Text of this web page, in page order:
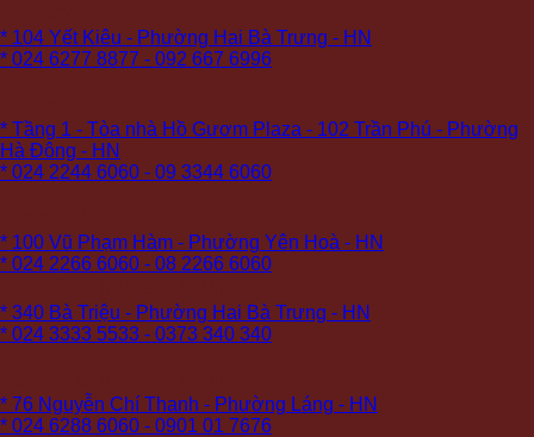
* 104 Yết Kiêu - Phường Hai Bà Trưng - HN
* 024 6277 8877 - 092 667 6996
* Tầng 1 - Tòa nhà Hồ Gươm Plaza - 102 Trần Phú - Phường
Hà Đông - HN
* 024 2244 6060 - 09 3344 6060
* 100 Vũ Phạm Hàm - Phường Yên Hoà - HN
* 024 2266 6060 - 08 2266 6060
* 340 Bà Triệu - Phường Hai Bà Trưng - HN
* 024 3333 5533 - 0373 340 340
* 76 Nguyễn Chí Thanh - Phường Láng - HN
* 024 6288 6060 - 0901 01 7676